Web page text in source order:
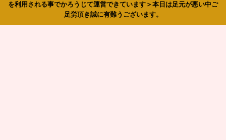
を利用される事でかろうじて運営できています＞本日は足元が悪い中ご
足労頂き誠に有難うございます。